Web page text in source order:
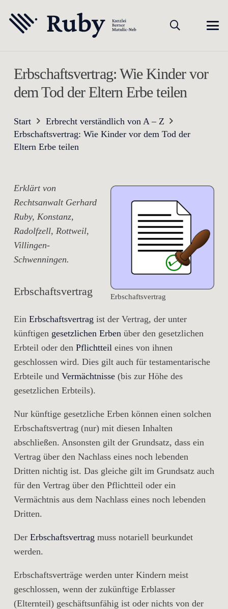
Erbschaftsvertrag: Wie Kinder vor
dem Tod der Eltern Erbe teilen
Start
Erbrecht verständlich von A – Z
Erbschaftsvertrag: Wie Kinder vor dem Tod der
Eltern Erbe teilen
Erbschaftsvertrag
Erklärt von
Rechtsanwalt Gerhard
Ruby, Konstanz,
Radolfzell, Rottweil,
Villingen-
Schwenningen.
Erbschaftsvertrag
Ein Erbschaftsvertrag ist der Vertrag, der unter
künftigen gesetzlichen Erben über den gesetzlichen
Erbteil oder den Pflichtteil eines von ihnen
geschlossen wird. Dies gilt auch für testamentarische
Erbteile und Vermächtnisse (bis zur Höhe des
gesetzlichen Erbteils).
Nur künftige gesetzliche Erben können einen solchen
Erbschaftsvertrag (nur) mit diesen Inhalten
abschließen. Ansonsten gilt der Grundsatz, dass ein
Vertrag über den Nachlass eines noch lebenden
Dritten nichtig ist. Das gleiche gilt im Grundsatz auch
für den Vertrag über den Pflichtteil oder ein
Vermächtnis aus dem Nachlass eines noch lebenden
Dritten.
Der Erbschaftsvertrag muss notariell beurkundet
werden.
Erbschaftsverträge werden unter Kindern meist
geschlossen, wenn der zukünftige Erblasser
(Elternteil) geschäftsunfähig ist oder nichts von der